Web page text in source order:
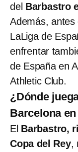
del Barbastro
Además, antes
LaLiga de
enfrentar
de España en
Athletic Club.
¿Dónde
Barcelona
El Barbastro,
Copa del Rey,